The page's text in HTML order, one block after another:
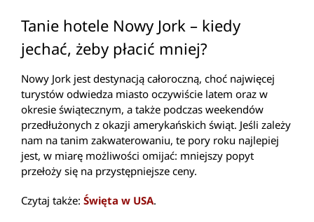
Tanie hotele Nowy Jork – kiedy
jechać, żeby płacić mniej?
Nowy Jork jest destynacją całoroczną, choć najwięcej
turystów odwiedza miasto oczywiście latem oraz w
okresie świątecznym, a także podczas weekendów
przedłużonych z okazji amerykańskich świąt. Jeśli zależy
nam na tanim zakwaterowaniu, te pory roku najlepiej
jest, w miarę możliwości omijać: mniejszy popyt
przełoży się na przystępniejsze ceny.
Czytaj także: Święta w USA.